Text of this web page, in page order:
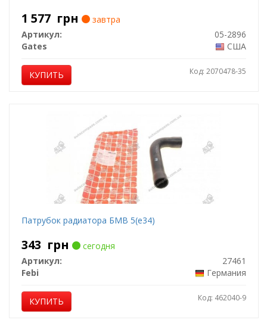
1 577 грн
завтра
Артикул:
05-2896
Gates
США
КУПИТЬ Код: 2070478-35
Патрубок радиатора БМВ 5(е34)
343 грн
сегодня
Артикул:
27461
Febi
Германия
КУПИТЬ Код: 462040-9